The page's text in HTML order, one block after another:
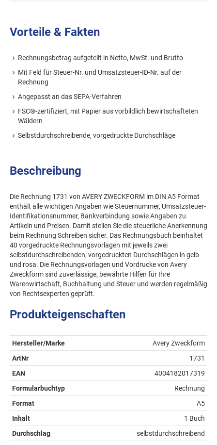
Vorteile & Fakten
Rechnungsbetrag aufgeteilt in Netto, MwSt. und Brutto
Mit Feld für Steuer-Nr. und Umsatzsteuer-ID-Nr. auf der
Rechnung
Angepasst an das SEPA-Verfahren
FSC®-zertifiziert, mit Papier aus vorbildlich bewirtschafteten
Wäldern
Selbstdurchschreibende, vorgedruckte Durchschläge
Beschreibung
Die Rechnung 1731 von AVERY ZWECKFORM im DIN A5 Format
enthält alle wichtigen Angaben wie Steuernummer, Umsatzsteuer-
Identifikationsnummer, Bankverbindung sowie Angaben zu
Artikeln und Preisen. Damit stellen Sie die steuerliche Anerkennung
beim Rechnung Schreiben sicher. Das Rechnungsbuch beinhaltet
40 vorgedruckte Rechnungsvorlagen mit jeweils zwei
selbstdurchschreibenden, vorgedruckten Durchschlägen in gelb
und rosa. Die Rechnungsvorlagen und Vordrucke von Avery
Zweckform sind zuverlässige, bewährte Hilfen für Ihre
Warenwirtschaft, Buchhaltung und Steuer und werden regelmäßig
von Rechtsexperten geprüft.
Produkteigenschaften
Hersteller/Marke
Avery Zweckform
ArtNr
1731
EAN
4004182017319
Formularbuchtyp
Rechnung
Format
A5
Inhalt
1 Buch
Durchschlag
selbstdurchschreibend